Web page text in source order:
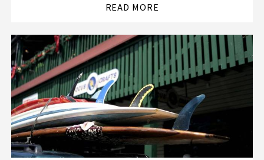
READ MORE